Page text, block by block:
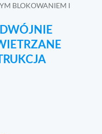
BLOKOWANIEM I